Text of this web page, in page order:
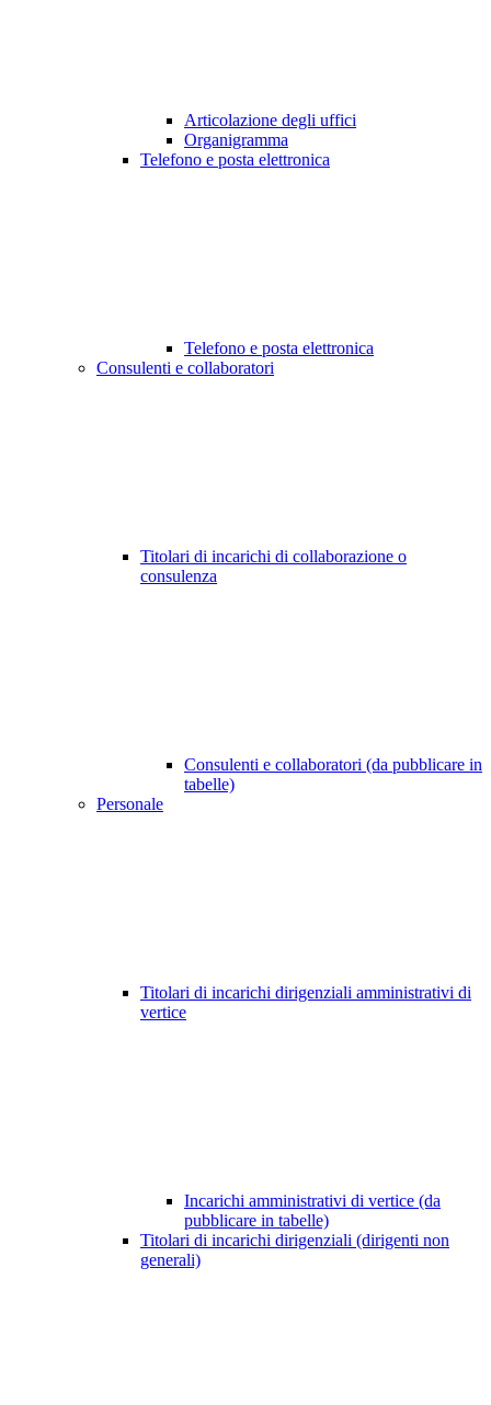
Articolazione degli uffici
Organigramma
Telefono e posta elettronica
Telefono e posta elettronica
Consulenti e collaboratori
Titolari di incarichi di collaborazione o
consulenza
Consulenti e collaboratori (da pubblicare in
tabelle)
Personale
Titolari di incarichi dirigenziali amministrativi di
vertice
Incarichi amministrativi di vertice (da
pubblicare in tabelle)
Titolari di incarichi dirigenziali (dirigenti non
generali)